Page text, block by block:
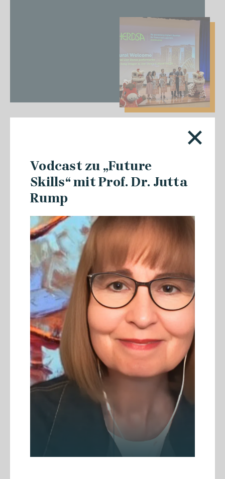
Semesterabschluss mit
digitalen Praxisprojekten
01.07.2026
Wettbewerbsvorteil Lernen:
Gemeinsam den Mittelstand
stärken
Vodcast zu „Future
Skills“ mit Prof. Dr. Jutta
Rump